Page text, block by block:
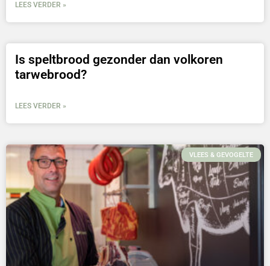
LEES VERDER »
Is speltbrood gezonder dan volkoren
tarwebrood?
LEES VERDER »
VLEES & GEVOGELTE